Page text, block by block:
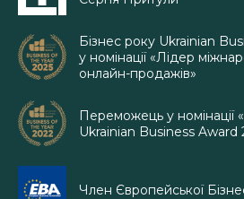
Бізнес року Ukrainian
у номінації «Лідер
онлайн-продажів»
Переможець у номінації
Ukrainian Business Award
Член Європейської